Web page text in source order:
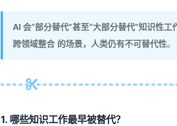
AI 会“部分替代”甚至“大部分替代”知识性工
跨领域整合 的场景，人类仍有不可替代性。
1. 哪些知识工作最早被替代？